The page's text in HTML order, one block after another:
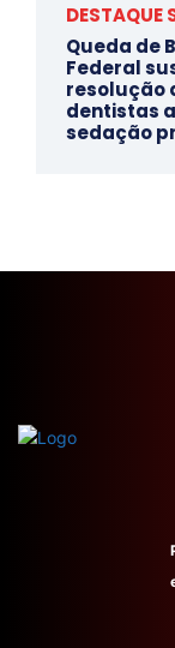
DESTAQUE
Queda de
Federal
resolução
dentistas
sedação